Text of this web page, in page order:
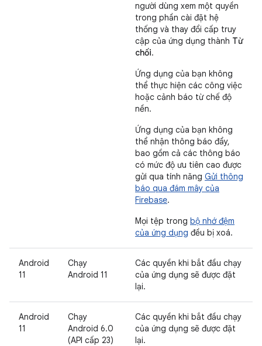
người dùng xem một quyền
trong phần cài đặt hệ
thống và thay đổi cấp truy
cập của ứng dụng thành Từ
chối.
Ứng dụng của bạn không
thể thực hiện các công việc
hoặc cảnh báo từ chế độ
nền.
Ứng dụng của bạn không
thể nhận thông báo đẩy,
bao gồm cả các thông báo
có mức độ ưu tiên cao được
gửi qua tính năng Gửi thông
báo qua đám mây của
Firebase.
Mọi tệp trong bộ nhớ đệm
của ứng dụng đều bị xoá.
Android
11
Chạy
Android 11
Các quyền khi bắt đầu chạy
của ứng dụng sẽ được đặt
lại.
Android
11
Chạy
Android 6.0
(API cấp 23)
Các quyền khi bắt đầu chạy
của ứng dụng sẽ được đặt
lại.